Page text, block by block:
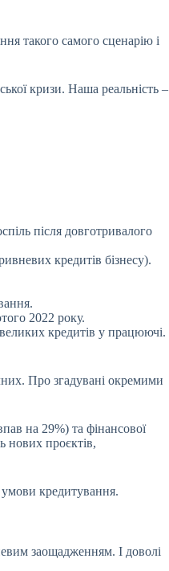
такого самого сценарію і
кризи. Наша реальність –
після довготривалого
кредитів бізнесу).
2022 року.
кредитів у працюючі.
Про згадувані окремими
на 29%) та фінансової
нових проєктів,
кредитування.
заощадженням. І доволі